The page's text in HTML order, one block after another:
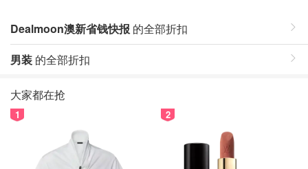
Dealmoon澳新省钱快报 的全部折扣
男装 的全部折扣
大家都在抢
1 2